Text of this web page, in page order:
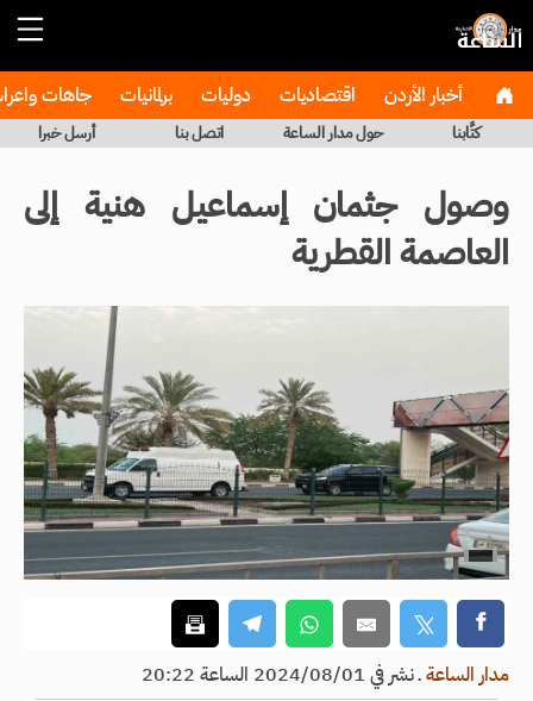
أخبار الأردن اقتصاديات دوليات برلمانيات جاهات
كتَّابنا حول مدار الساعة اتصل بنا أرسل خبرا
وصول جثمان إسماعيل هنية إلى
العاصمة القطرية
مدار الساعةـنشر في 2024/08/01 الساعة 20:22